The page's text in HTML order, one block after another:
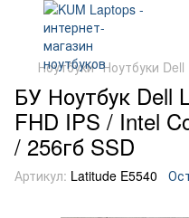
Ноутбуки Ноутбуки Dell
БУ Ноутбук Dell
FHD IPS / Intel
/ 256гб SSD
Артикул: Latitude E5540